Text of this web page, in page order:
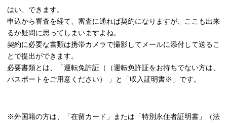
はい、できます。
申込から審査を経て、審査に通れば契約になりますが、ここも出来
るか疑問に思ってしまいますよね。
契約に必要な書類は携帯カメラで撮影してメールに添付して送るこ
とで提出ができます。
必要書類とは、「運転免許証（（運転免許証をお持ちでない方は、
パスポートをご用意ください） 」と「収入証明書※」です。
※外国籍の方は、「在留カード」または「特別永住者証明書」（法